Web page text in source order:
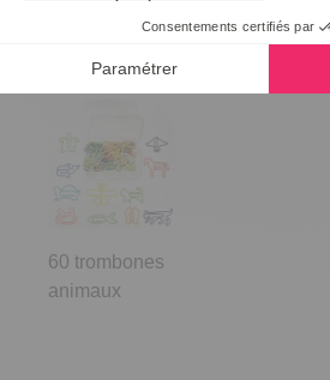
Derniers articles
60 trombones
animaux